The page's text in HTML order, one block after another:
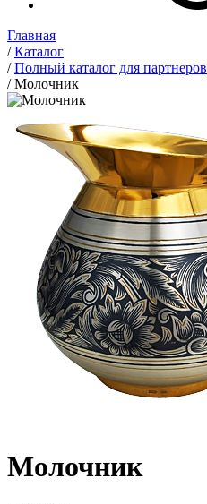
Главная
/Каталог
/Полный каталог для партнеров
/Молочник
Молочник